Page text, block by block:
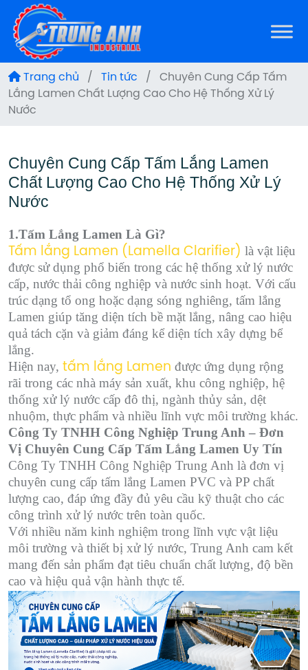
Trang chủ / Tin tức / Chuyên Cung Cấp Tấm
Lắng Lamen Chất Lượng Cao Cho Hệ Thống Xử Lý
Nước
Chuyên Cung Cấp Tấm Lắng Lamen
Chất Lượng Cao Cho Hệ Thống Xử Lý
Nước
1.Tấm Lắng Lamen Là Gì?
Tấm lắng Lamen (Lamella Clarifier) là vật liệu
được sử dụng phổ biến trong các hệ thống xử lý nước
cấp, nước thải công nghiệp và nước sinh hoạt. Với cấu
trúc dạng tổ ong hoặc dạng sóng nghiêng, tấm lắng
Lamen giúp tăng diện tích bề mặt lắng, nâng cao hiệu
quả tách cặn và giảm đáng kể diện tích xây dựng bể
lắng.
Hiện nay, tấm lắng Lamen được ứng dụng rộng
rãi trong các nhà máy sản xuất, khu công nghiệp, hệ
thống xử lý nước cấp đô thị, ngành thủy sản, dệt
nhuộm, thực phẩm và nhiều lĩnh vực môi trường khác.
Công Ty TNHH Công Nghiệp Trung Anh – Đơn
Vị Chuyên Cung Cấp Tấm Lắng Lamen Uy Tín
Công Ty TNHH Công Nghiệp Trung Anh là đơn vị
chuyên cung cấp tấm lắng Lamen PVC và PP chất
lượng cao, đáp ứng đầy đủ yêu cầu kỹ thuật cho các
công trình xử lý nước trên toàn quốc.
Với nhiều năm kinh nghiệm trong lĩnh vực vật liệu
môi trường và thiết bị xử lý nước, Trung Anh cam kết
mang đến sản phẩm đạt tiêu chuẩn chất lượng, độ bền
cao và hiệu quả vận hành thực tế.